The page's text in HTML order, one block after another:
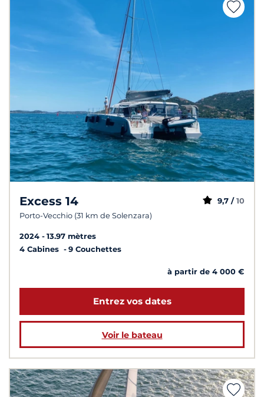
Excess 14
Porto-Vecchio (31 km de Solenzara)
9,7 / 10
2024
13.97 mètres
4 Cabines
9 Couchettes
à partir de 4 000 €
Entrez vos dates
Voir le bateau